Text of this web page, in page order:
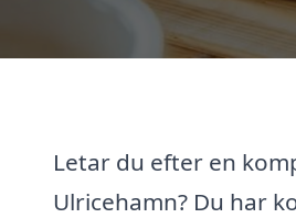
Letar du efter en
Ulricehamn? Du har